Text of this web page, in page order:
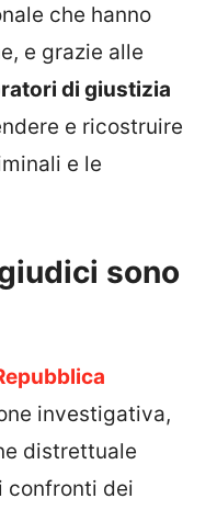
che hanno
e grazie alle
di giustizia
e ricostruire
e le
sono
investigativa,
distrettuale
confronti dei